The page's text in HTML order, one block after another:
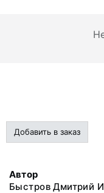
Добавить в заказ
Автор
Быстров Дмитрий